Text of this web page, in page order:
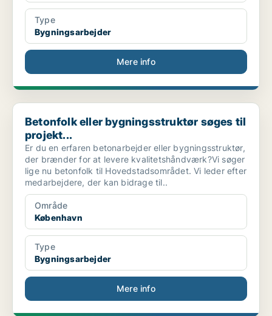
Type
Bygningsarbejder
Mere info
Betonfolk eller bygningsstruktør søges til projekt...
Betonfolk eller bygningsstruktør søges til
projekt...
Er du en erfaren betonarbejder eller bygningsstruktør,
der brænder for at levere kvalitetshåndværk?Vi søger
lige nu betonfolk til Hovedstadsområdet. Vi leder efter
medarbejdere, der kan bidrage til..
Område
København
Type
Bygningsarbejder
Mere info